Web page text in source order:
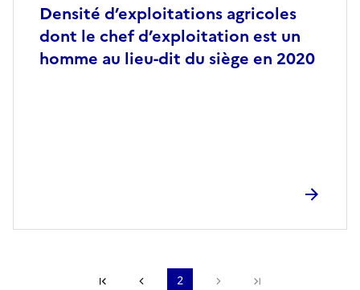
Densité d’exploitations agricoles
dont le chef d’exploitation est un
homme au lieu-dit du siège en 2020
Première pagePage précédente
2 Page suivante